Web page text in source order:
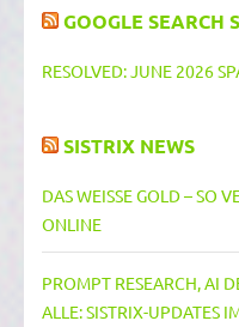
GOOGLE SEARCH
RESOLVED: JUNE 2026
SISTRIX NEWS
DAS WEISSE GOLD – SO
NLINE
PROMPT RESEARCH, AI
ALLE: SISTRIX-UPDATES